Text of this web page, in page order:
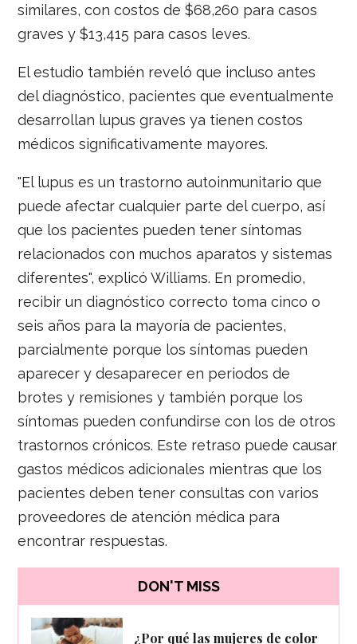
similares, con costos de $68,260 para casos
graves y $13,415 para casos leves.
El estudio también reveló que incluso antes
del diagnóstico, pacientes que eventualmente
desarrollan lupus graves ya tienen costos
médicos significativamente mayores.
"El lupus es un trastorno autoinmunitario que
puede afectar cualquier parte del cuerpo, así
que los pacientes pueden tener síntomas
relacionados con muchos aparatos y sistemas
diferentes", explicó Williams. En promedio,
recibir un diagnóstico correcto toma cinco o
seis años para la mayoría de pacientes,
parcialmente porque los síntomas pueden
aparecer y desaparecer en periodos de
brotes y remisiones y también porque los
síntomas pueden confundirse con los de otros
trastornos crónicos. Este retraso puede causar
gastos médicos adicionales mientras que los
pacientes deben tener consultas con varios
proveedores de atención médica para
encontrar respuestas.
DON'T MISS
¿Por qué las mujeres de color